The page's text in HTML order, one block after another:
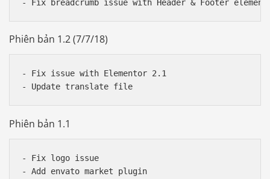
Phiên bản 1.2 (7/7/18)
- Fix issue with Elementor 2.1
Phiên bản 1.1
- Fix logo issue
- Add envato market plugin